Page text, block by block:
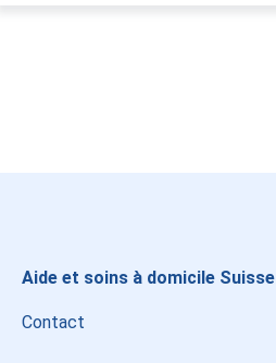
Aide et soins à domicile Suisse
Contact